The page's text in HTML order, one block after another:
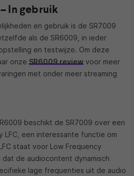
In gebruik
en gebruik is de SR7009
als de SR6009, in ieder
en testwijze. Om deze
onze SR6009 review voor meer
met onder meer streaming
beschikt de SR7009 over een
LFC, een interessante functie om
staat voor Low Frequency
de audiocontent dynamisch
lage frequenties uit de audio